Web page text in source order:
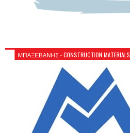
ΜΠΑΞΕΒΑΝΗΣ - CONSTRUCTION MATERIALS